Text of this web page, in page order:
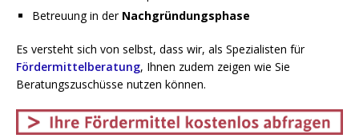
Betreuung in der Nachgründungsphase
Es versteht sich von selbst, dass wir, als Spezialisten für
Fördermittelberatung, Ihnen zudem zeigen wie Sie
Beratungszuschüsse nutzen können.